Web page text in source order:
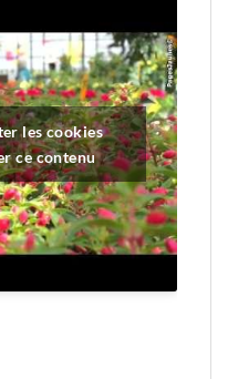
les cookies
ce contenu